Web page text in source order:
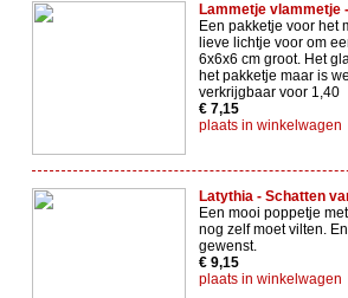
Lammetje vlammetje
Een pakketje voor het
lieve lichtje voor om
6x6x6 cm groot. Het
het pakketje maar is
verkrijgbaar voor 1,40
€ 7,15
plaats in winkelwagen
Latythia - Schatten
Een mooi poppetje
nog zelf moet vilten.
gewenst.
€ 9,15
plaats in winkelwagen